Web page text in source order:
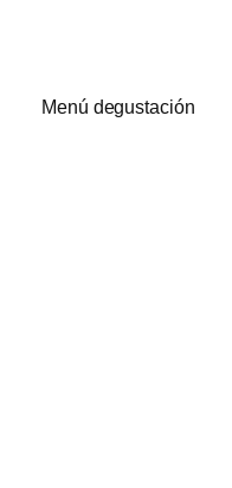
Menú degustación